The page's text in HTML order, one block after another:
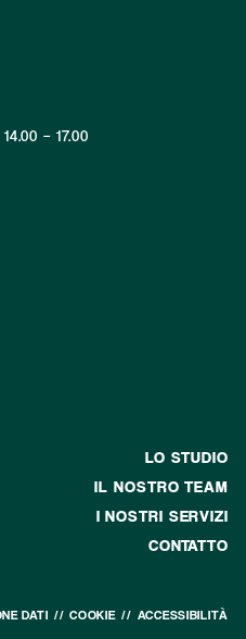
– 17.00
LO STUDIO
IL NOSTRO TEAM
I NOSTRI SERVIZI
CONTATTO
DATI COOKIE ACCESSIBILITÀ